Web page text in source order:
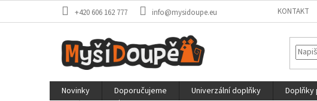
+420 606 162 777 info@mysidoupe.eu KONTAKT
Novinky Doporučujeme Univerzální doplňky